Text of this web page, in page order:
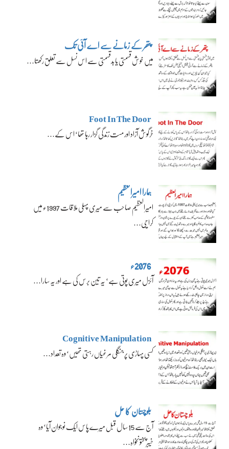
پتھر کے زمانے سے اے آئی تک
میں خوش قسمتی یا بدقسمتی سے اس نسل سے تعلق رکھتا…
Foot In The Door
خرگوش آزاد اور مست زندگی گزار رہا تھا‘ اس کے…
ہمارا امیرالعظیم
امیرالعظیم صاحب سے میری پہلی ملاقات 1997ء میں
کراچی…
2076ء
آئزل میری پوتی ہے‘ یہ تین برس کی ہے اور یہ سارا…
Cognitive Manipulation
کسی پہاڑی پر جنگلی مرغیاں رہتی تھیں‘ وہ تعداد…
بلوچستان کا حل
آج سے 15 سال قبل میرے پاس ایک نوجوان آیا‘ وہ
خیبرپختونخواہ…